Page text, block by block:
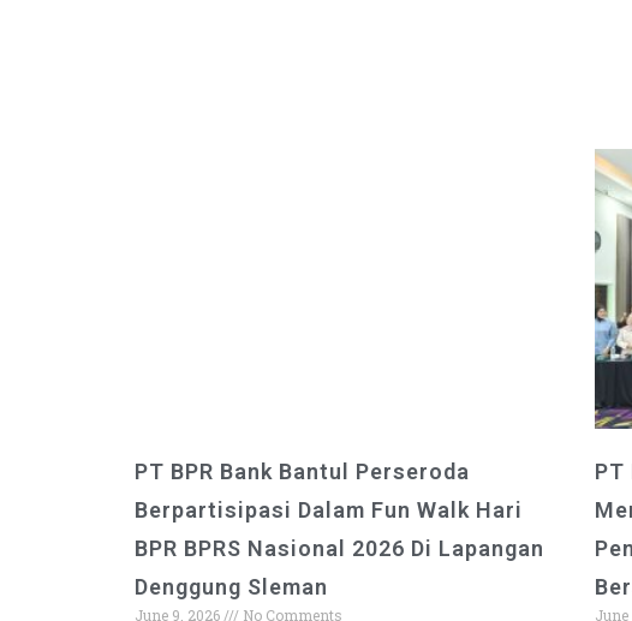
PT BPR Bank Bantul Perseroda
Berpartisipasi Dalam Fun Walk Hari
BPR BPRS Nasional 2026 Di Lapangan
Denggung Sleman
June 9, 2026 No Comments
PT